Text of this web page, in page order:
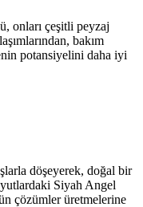
onları çeşitli peyzaj
bakım
potansiyelini daha iyi
döşeyerek, doğal bir
Siyah Angel
çözümler üretmelerine